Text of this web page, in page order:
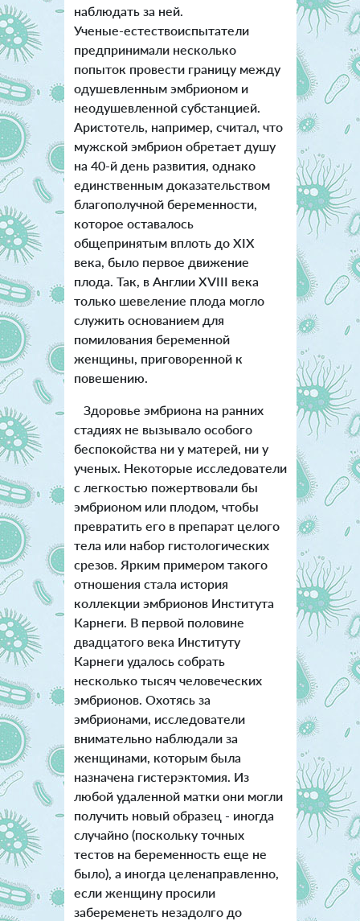
наблюдать за ней.
Ученые-естествоиспытатели
предпринимали несколько
попыток провести границу между
одушевленным эмбрионом и
неодушевленной субстанцией.
Аристотель, например, считал, что
мужской эмбрион обретает душу
на 40-й день развития, однако
единственным доказательством
благополучной беременности,
которое оставалось
общепринятым вплоть до XIX
века, было первое движение
плода. Так, в Англии XVIII века
только шевеление плода могло
служить основанием для
помилования беременной
женщины, приговоренной к
повешению.
Здоровье эмбриона на ранних
стадиях не вызывало особого
беспокойства ни у матерей, ни у
ученых. Некоторые исследователи
с легкостью пожертвовали бы
эмбрионом или плодом, чтобы
превратить его в препарат целого
тела или набор гистологических
срезов. Ярким примером такого
отношения стала история
коллекции эмбрионов Института
Карнеги. В первой половине
двадцатого века Институту
Карнеги удалось собрать
несколько тысяч человеческих
эмбрионов. Охотясь за
эмбрионами, исследователи
внимательно наблюдали за
женщинами, которым была
назначена гистерэктомия. Из
любой удаленной матки они могли
получить новый образец - иногда
случайно (поскольку точных
тестов на беременность еще не
было), а иногда целенаправленно,
если женщину просили
забеременеть незадолго до